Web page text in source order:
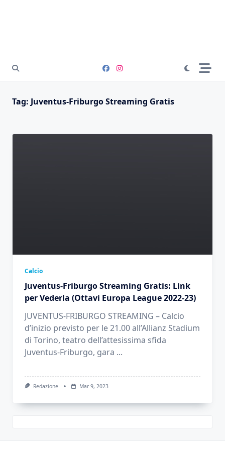
Tag: Juventus-Friburgo Streaming Gratis
Calcio
Juventus-Friburgo Streaming Gratis: Link
per Vederla (Ottavi Europa League 2022-23)
JUVENTUS-FRIBURGO STREAMING – Calcio
d’inizio previsto per le 21.00 all’Allianz Stadium
di Torino, teatro dell’attesissima sfida
Juventus-Friburgo, gara ...
Redazione Mar 9, 2023